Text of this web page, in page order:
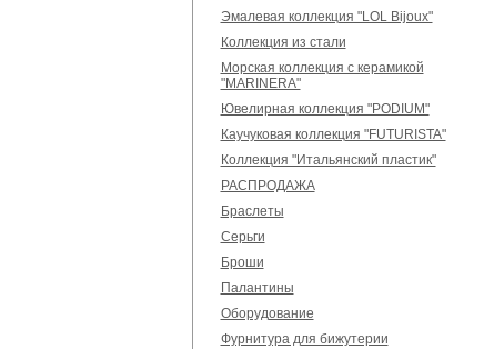
Эмалевая коллекция "LOL Bijoux"
Коллекция из стали
Морская коллекция с керамикой
"MARINERA"
Ювелирная коллекция "PODIUM"
Каучуковая коллекция "FUTURISTA"
Коллекция "Итальянский пластик"
РАСПРОДАЖА
Браслеты
Серьги
Броши
Палантины
Оборудование
Фурнитура для бижутерии